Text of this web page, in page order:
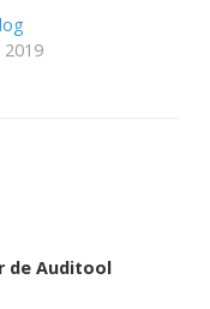
2019
de Auditool